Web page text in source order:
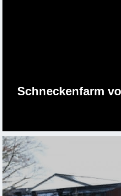
Schneckenfarm